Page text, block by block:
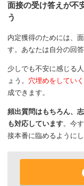
面接の受け答えが不
う
内定獲得のためには、
す。あなたは自分の回
少しでも不安に感じる
ょう。 穴埋めをしてい
成できます。
頻出質問はもちろん、
も対応しています。今
接本番に臨めるようにし